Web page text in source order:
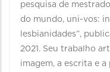
pesquisa de
do mundo, uni-vos:
lesbianidades”,
2021. Seu trabalho
imagem, a escrita e